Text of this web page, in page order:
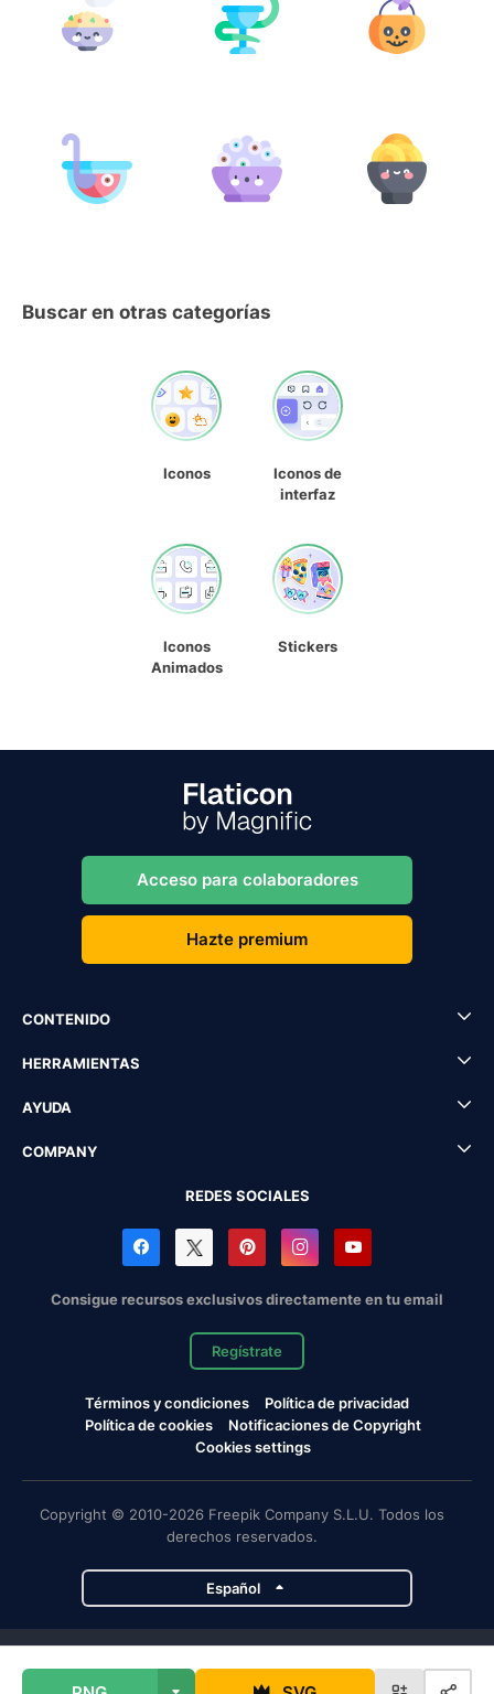
Buscar en otras categorías
Iconos
Iconos de
interfaz
Iconos
Animados
Stickers
Acceso para colaboradores
Hazte premium
CONTENIDO
HERRAMIENTAS
AYUDA
COMPANY
REDES SOCIALES
Consigue recursos exclusivos directamente en tu email
Regístrate
Términos y condiciones
Política de privacidad
Política de cookies
Notificaciones de Copyright
Cookies settings
Copyright © 2010-2026 Freepik Company S.L.U. Todos los
derechos reservados.
Español